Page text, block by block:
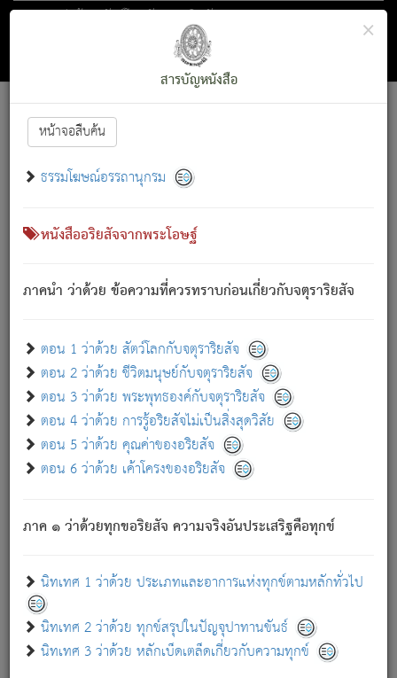
ตอน 1 ว่าด้วย สัตว์โลกกับจตุราริยสัจ
สารบัญ×
สารบัญหนังสือ
หน้าจอสืบค้น
ธรรมโฆษณ์อรรถานุกรม
หนังสืออริยสัจจากพระโอษฐ์
ภาคนำ ว่าด้วย ข้อความที่ควรทราบก่อนเกี่ยวกับจตุราริยสัจ
ตอน 1 ว่าด้วย สัตว์โลกกับจตุราริยสัจ
ตอน 2 ว่าด้วย ชีวิตมนุษย์กับจตุราริยสัจ
ตอน 3 ว่าด้วย พระพุทธองค์กับจตุราริยสัจ
ตอน 4 ว่าด้วย การรู้อริยสัจไม่เป็นสิ่งสุดวิสัย
ตอน 5 ว่าด้วย คุณค่าของอริยสัจ
ตอน 6 ว่าด้วย เค้าโครงของอริยสัจ
ภาค ๑ ว่าด้วยทุกขอริยสัจ ความจริงอันประเสริฐคือทุกข์
นิทเทศ 1 ว่าด้วย ประเภทและอาการแห่งทุกข์ตามหลักทั่วไป
นิทเทศ 2 ว่าด้วย ทุกข์สรุปในปัญจุปาทานขันธ์
นิทเทศ 3 ว่าด้วย หลักเบ็ดเตล็ดเกี่ยวกับความทุกข์
Font :15 ]||
สัตว์โลกนี้ เกิดความเดือดร้อนแล้ว มีผัสสะบังหน้า
เขาสำคัญสิ่งใด โดยความเป็นประการใด แต่สิ่งนั้นย่อมเป็น
(ตามที่เป็นจริง) โดยประการอื่นจากที่เขาสำคัญนั้น
สัตว์โลกติดข้องอยู่ในภพ ถูกภพบังหน้าแล้ว มีภพโดยความ
เป็นอย่างอื่น (จากที่มันเป็นอยู่จริง) จึงได้เพลิดเพลินยิ่งนักในภพ
เขาเพลิดเพลินยิ่งนักในสิ่งใด สิ่งนั้นเป็นภัย (ที่เขาไม่รู้จัก)
เขากลัวต่อสิ่งใดสิ่งนั้นเป็นทุกข์
พรหมจรรย์นี้ อันบุคคลย่อมประพฤติ ก็เพื่อการละขาดซึ่ง
ภพ.
สมณะหรือพราหมณ์เหล่าใด กล่าวความหลุดพ้นจากภพว่า
มีได้เพราะภพ เรากล่าวว่า สมณะหรือพราหมณ์ทั้งปวงนั้น
มิใช่ผู้หลดพ้นจากภพ.
ภพ ว่ามีได้เพราะวิภพ[2]: เรากล่าวว่า สมณะหรือพราหมณ์ทั้ง
ปวงนั้น ก็ยังสลัดภพออกไปไม่ได้.
ก็ทุกข์นี้มีขึ้น เพราะอาศัยซึ่งอุปธิทั้งปวง.
เพราะความสิ้นไปแห่งอุปาทานทั้งปวง ความเกิดขึ้นแห่ง
ทุกข์จึงไม่มี.
ท่านจงดูโลกนี้เถิด (จะเห็นว่า) สัตว์ทั้งหลายอันอวิชาหนา
แน่นบังหนาแล้ว; และว่า สัตว์ผู้ยินดีในภพอันเป็นแล้วนั้น ย่อม